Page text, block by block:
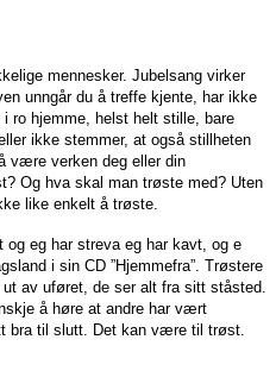
mennesker. Jubelsang virker
unngår du å treffe kjente, har ikke
ro hjemme, helst helt stille, bare
ikke stemmer, at også stillheten
være verken deg eller din
Og hva skal man trøste med? Uten
like enkelt å trøste.
og eg har streva eg har kavt, og e
i sin CD ”Hjemmefra”. Trøstere
av uføret, de ser alt fra sitt ståsted.
å høre at andre har vært
bra til slutt. Det kan være til trøst.